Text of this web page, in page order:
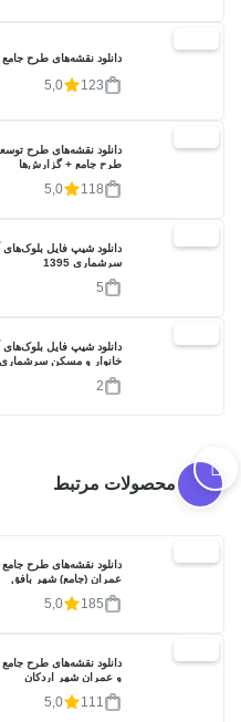
دانلود نقشه‌های طرح جامع شهر ملایر
123
5,0
دانلود نقشه‌های طرح
طرح جامع + گزارش‌ها
118
5,0
دانلود شیپ فایل
سرشماری 1395
5
خانوار و مسکن سرشماری 1395
2
محصولات مرتبط
دانلود نقشه‌های طرح
عمران (جامع) شهر بافق
185
5,0
و عمران شهر اردکان
111
5,0